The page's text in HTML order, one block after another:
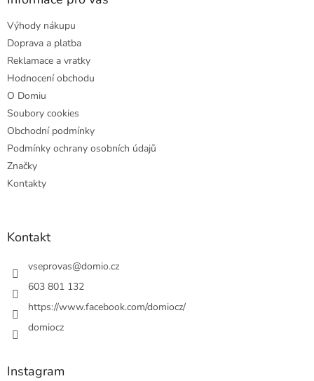
Výhody nákupu
Doprava a platba
Reklamace a vratky
Hodnocení obchodu
O Domiu
Soubory cookies
Obchodní podmínky
Podmínky ochrany osobních údajů
Značky
Kontakty
Kontakt
vseprovas@domio.cz
603 801 132
https://www.facebook.com/domiocz/
domiocz
Instagram